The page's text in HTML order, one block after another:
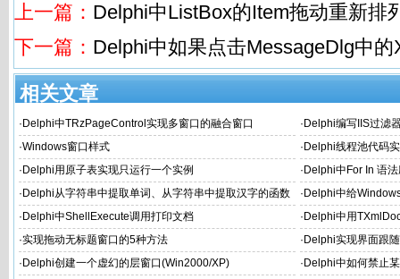
上一篇： Delphi中ListBox的Item拖动重新排
下一篇： Delphi中如果点击MessageDlg中
相关文章
· Delphi中TRzPageControl实现多窗口的融合窗口 · Delphi编写IIS过滤
·Windows窗口样式 · Delphi线程池代码
· Delphi用原子表实现只运行一个实例 · Delphi中For In 语
· Delphi从字符串中提取单词、从字符串中提取汉字的函数 · Delphi中给
· Delphi中ShellExecute调用打印文档 · Delphi中用
·实现拖动无标题窗口的5种方法 · Delphi实现界面跟
· Delphi创建一个虚幻的层窗口(Win2000/XP) · Delphi中如何禁止